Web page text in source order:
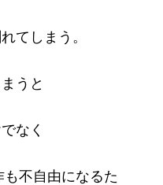
てしまう。
うと
なく
不自由になるた